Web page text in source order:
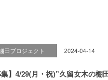
田プロジェクト 2024-04-14
】4/29(月・祝)”久留女木の